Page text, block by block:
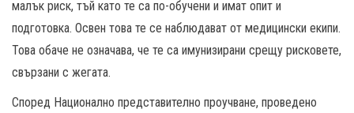
малък риск, тъй като те са по-обучени и имат опит и
подготовка. Освен това те се наблюдават от медицински екипи.
Това обаче не означава, че те са имунизирани срещу рисковете,
свързани с жегата.
Според Национално представително проучване, проведено